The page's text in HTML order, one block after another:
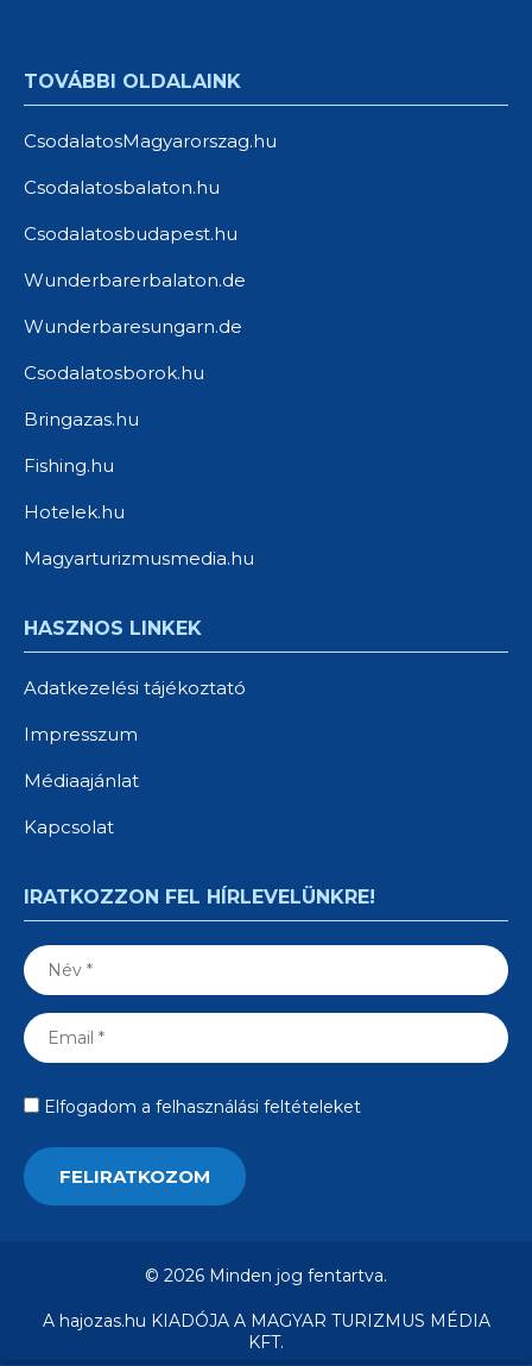
TOVÁBBI OLDALAINK
CsodalatosMagyarorszag.hu
Csodalatosbalaton.hu
Csodalatosbudapest.hu
Wunderbarerbalaton.de
Wunderbaresungarn.de
Csodalatosborok.hu
Bringazas.hu
Fishing.hu
Hotelek.hu
Magyarturizmusmedia.hu
HASZNOS LINKEK
Adatkezelési tájékoztató
Impresszum
Médiaajánlat
Kapcsolat
IRATKOZZON FEL HÍRLEVELÜNKRE!
Elfogadom a felhasználási feltételeket
© 2026 Minden jog fentartva.
A hajozas.hu KIADÓJA A MAGYAR TURIZMUS MÉDIA
KFT.